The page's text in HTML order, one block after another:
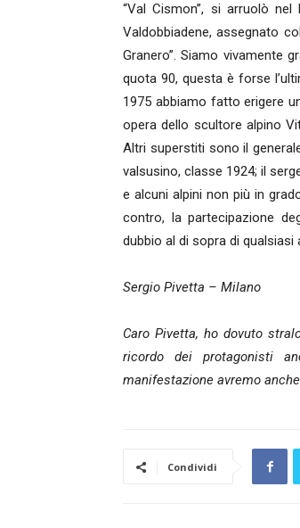
“Val Cismon”, si arruolò
Valdobbiadene, assegnato
Granero”. Siamo vivamente
quota 90, questa è forse
1975 abbiamo fatto erigere
opera dello scultore alpino
Altri superstiti sono il
valsusino, classe 1924; il
e alcuni alpini non più in
contro, la partecipazione
dubbio al di sopra di qualsiasi
Sergio Pivetta – Milano
Caro Pivetta, ho dovuto
ricordo dei protagonisti
manifestazione avremo
Condividi